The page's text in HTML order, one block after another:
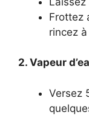
Frottez
rincez à
2. Vapeur
Versez